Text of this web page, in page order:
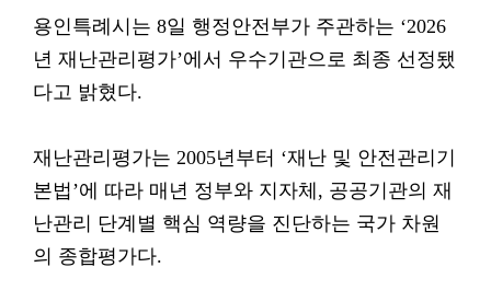
용인특례시는 8일 행정안전부가 주관하는 ‘2026
년 재난관리평가’에서 우수기관으로 최종 선정됐
다고 밝혔다.
재난관리평가는 2005년부터 ‘재난 및 안전관리기
본법’에 따라 매년 정부와 지자체, 공공기관의 재
난관리 단계별 핵심 역량을 진단하는 국가 차원
의 종합평가다.